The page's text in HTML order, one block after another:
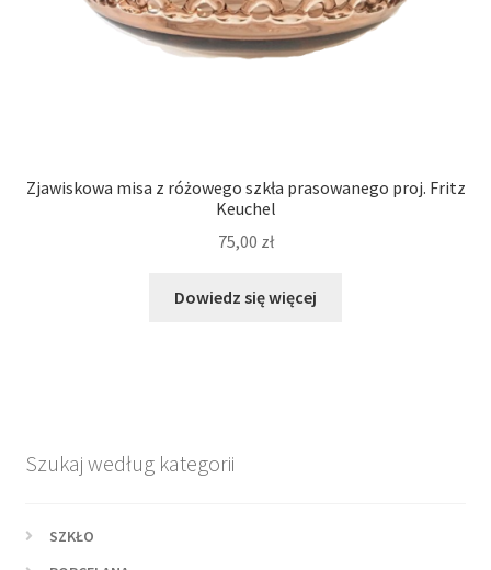
Zjawiskowa misa z różowego szkła prasowanego proj. Fritz
Keuchel
75,00 zł
Dowiedz się więcej
Szukaj według kategorii
SZKŁO